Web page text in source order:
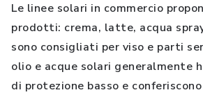
Le linee solari in commercio
prodotti: crema, latte, acqua
sono consigliati per viso e parti
olio e acque solari generalmente
di protezione basso e